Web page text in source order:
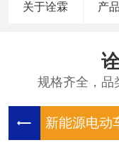
关于诠霖 产
规格齐全，品
新能源电